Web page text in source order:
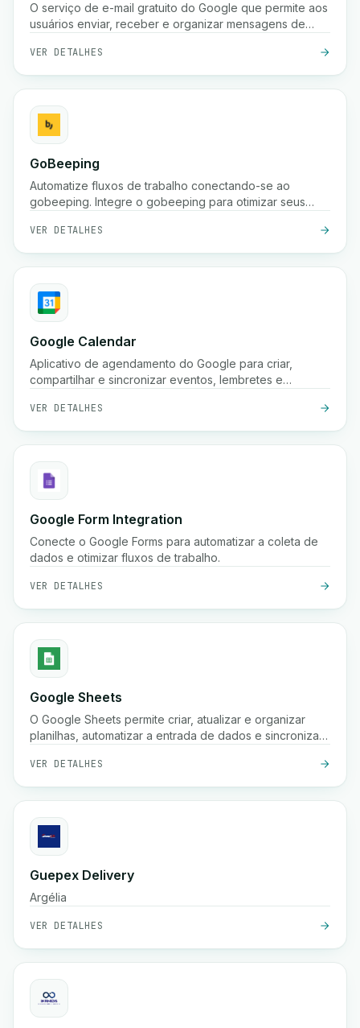
O serviço de e-mail gratuito do Google que permite aos
usuários enviar, receber e organizar mensagens de
pesquisa e integração com as ferramentas do Google
Workspace
VER DETALHES
GoBeeping
Automatize fluxos de trabalho conectando-se ao
gobeeping. Integre o gobeeping para otimizar seus
VER DETALHES
Google Calendar
Aplicativo de agendamento do Google para criar,
compartilhar e sincronizar eventos, lembretes e
VER DETALHES
Google Form Integration
Conecte o Google Forms para automatizar a coleta de
dados e otimizar fluxos de trabalho.
VER DETALHES
Google Sheets
O Google Sheets permite criar, atualizar e organizar
planilhas, automatizar a entrada de dados e sincronizar
colaboração e insights.
VER DETALHES
Guepex Delivery
Argélia
VER DETALHES